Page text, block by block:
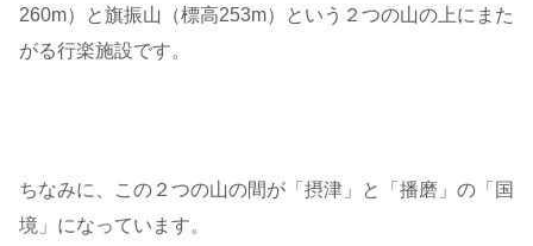
260m）と旗振山（標高253m）という２つの山の上にまた
がる行楽施設です。
ちなみに、この２つの山の間が「摂津」と「播磨」の「国
境」になっています。